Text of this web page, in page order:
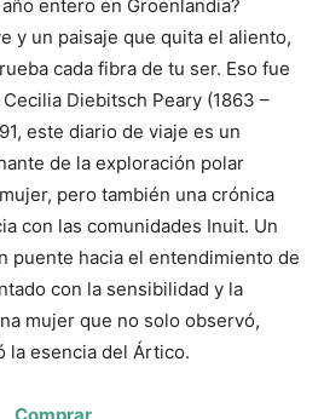
entero en Groenlandia?
y un paisaje que quita el aliento,
cada fibra de tu ser. Eso fue
Diebitsch Peary (1863 –
este diario de viaje es un
de la exploración polar
pero también una crónica
con las comunidades Inuit. Un
puente hacia el entendimiento de
con la sensibilidad y la
mujer que no solo observó,
la esencia del Ártico.
Comprar